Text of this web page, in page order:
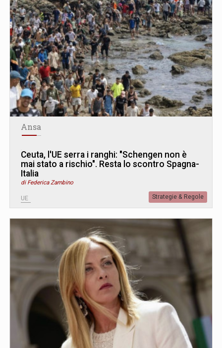
Ansa
Ceuta, l'UE serra i ranghi: "Schengen non è
mai stato a rischio". Resta lo scontro Spagna-
Italia
di Federica Zambino
UE Strategie & Regole